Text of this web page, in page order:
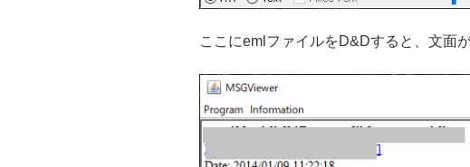
ここにemlファイルをD&Dすると、文面